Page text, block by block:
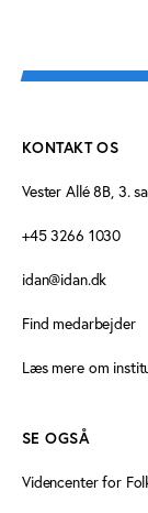
KONTAKT OS
Vester Allé 8B, 3.
+45 3266 1030
idan@idan.dk
Find medarbejder
Læs mere om
SE OGSÅ
Videncenter for